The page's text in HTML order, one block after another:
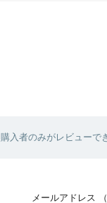
購入者のみがレビューで
メールアドレス